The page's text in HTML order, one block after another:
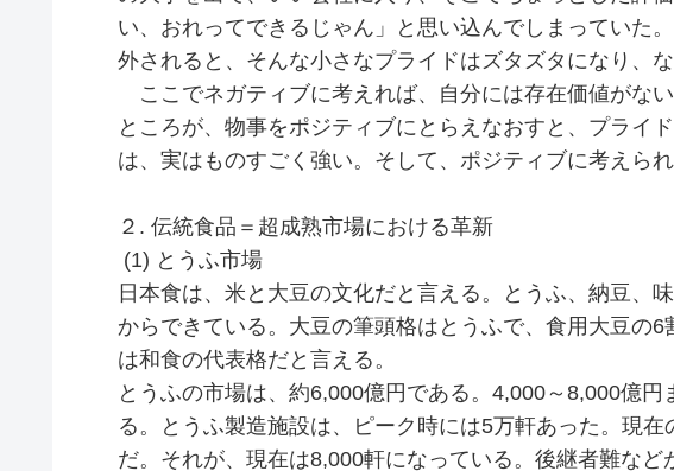
い、おれってできるじゃん」と思い込んでしまっていた
外されると、そんな小さなプライドはズタズタになり、な
ここでネガティブに考えれば、自分には存在価値がな
ところが、物事をポジティブにとらえなおすと、プライ
は、実はものすごく強い。そして、ポジティブに考えら
２. 伝統食品＝超成熟市場における革新
(1) とうふ市場
日本食は、米と大豆の文化だと言える。とうふ、納豆、
からできている。大豆の筆頭格はとうふで、食用大豆の
は和食の代表格だと言える。
とうふの市場は、約6,000億円である。4,000～8,000億
る。とうふ製造施設は、ピーク時には5万軒あった。現
だ。それが、現在は8,000軒になっている。後継者難な